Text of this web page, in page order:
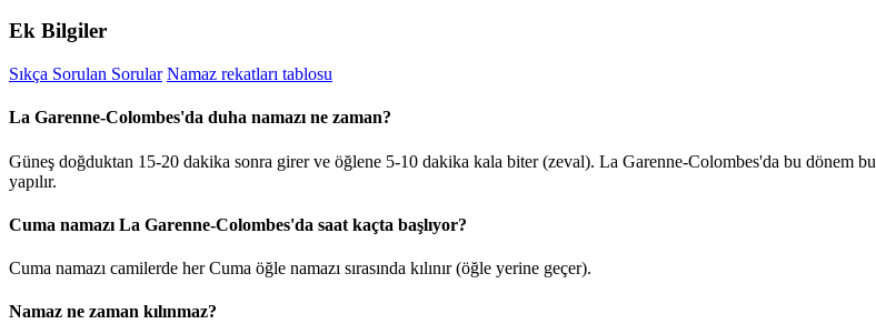
Ek Bilgiler
Sıkça Sorulan Sorular Namaz rekatları tablosu
La Garenne-Colombes'da duha namazı ne zaman?
Güneş doğduktan 15-20 dakika sonra girer ve öğlene 5-10 dakika kala biter (zeval). La Garenne-Colombes'da bu dönem
yapılır.
Cuma namazı La Garenne-Colombes'da saat kaçta başlıyor?
Cuma namazı camilerde her Cuma öğle namazı sırasında kılınır (öğle yerine geçer).
Namaz ne zaman kılınmaz?